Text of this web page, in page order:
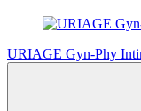
URIAGE Gyn-Phy